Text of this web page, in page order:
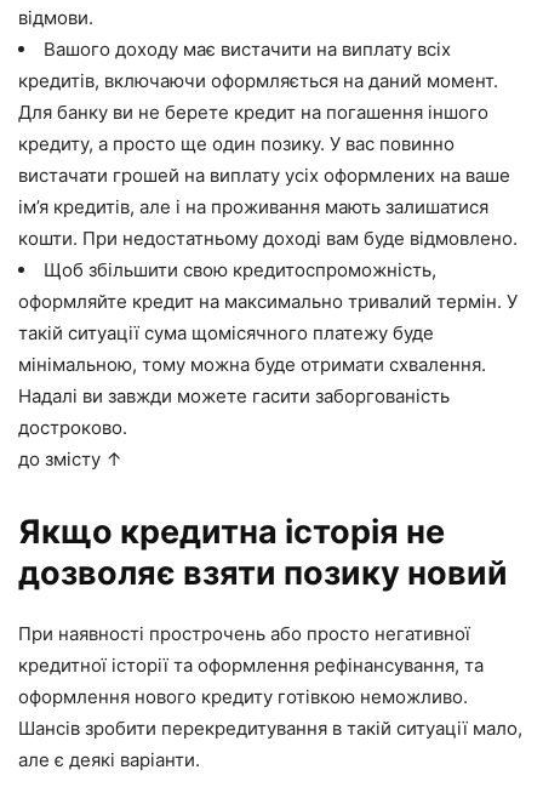
відмови.
Вашого доходу має вистачити на виплату всіх
кредитів, включаючи оформляється на даний момент.
Для банку ви не берете кредит на погашення іншого
кредиту, а просто ще один позику. У вас повинно
вистачати грошей на виплату усіх оформлених на ваше
ім’я кредитів, але і на проживання мають залишатися
кошти. При недостатньому доході вам буде відмовлено.
Щоб збільшити свою кредитоспроможність,
оформляйте кредит на максимально тривалий термін. У
такій ситуації сума щомісячного платежу буде
мінімальною, тому можна буде отримати схвалення.
Надалі ви завжди можете гасити заборгованість
достроково.
до змісту ↑
Якщо кредитна історія не
дозволяє взяти позику новий
При наявності прострочень або просто негативної
кредитної історії та оформлення рефінансування, та
оформлення нового кредиту готівкою неможливо.
Шансів зробити перекредитування в такій ситуації мало,
але є деякі варіанти.